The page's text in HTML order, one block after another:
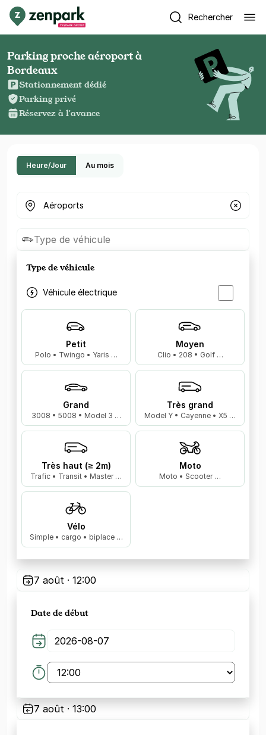
Rechercher
Parking proche aéroport à
Bordeaux
Stationnement dédié
Parking privé
Réservez à l'avance
Heure/Jour Au mois
Où cherchez-vous un parking ?
Type de véhicule
Type de véhicule
Véhicule électrique
Petit
Polo • Twingo • Yaris …
Moyen
Clio • 208 • Golf …
Grand
3008 • 5008 • Model 3 …
Très grand
Model Y • Cayenne • X5 …
Très haut (≥ 2m)
Trafic • Transit • Master …
Moto
Moto • Scooter …
Vélo
Simple • cargo • biplace …
7 août · 12:00
Date de début
7 août · 13:00